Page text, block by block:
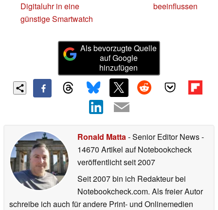
Digitaluhr in eine
günstige Smartwatch
beeinflussen
Als bevorzugte Quelle
auf Google
hinzufügen
Ronald Matta- Senior Editor News-
14670 Artikel auf Notebookcheck
veröffentlichtseit 2007
Seit 2007 bin ich Redakteur bei
Notebookcheck.com. Als freier Autor
schreibe ich auch für andere Print- und Onlinemedien